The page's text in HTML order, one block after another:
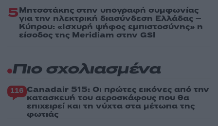
5Μητσοτάκης στην υπογραφή συμφωνίας
για την ηλεκτρική διασύνδεση Ελλάδας –
Κύπρου: «Ισχυρή ψήφος εμπιστοσύνης» η
είσοδος της Meridiam στην GSI
Πιο σχολιασμένα
116 Canadair 515: Οι πρώτες εικόνες από την
κατασκευή του αεροσκάφους που θα
επιχειρεί και τη νύχτα στα μέτωπα της
φωτιάς